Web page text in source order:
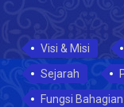
Visi & Misi
Sejarah
Fungsi Bahagian